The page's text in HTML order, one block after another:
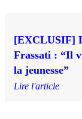
[EXCLUSIF]
Frassati : “Il
la jeunesse”
Lire l'article